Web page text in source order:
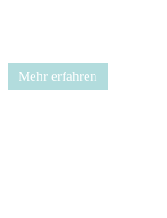
Mehr erfahren